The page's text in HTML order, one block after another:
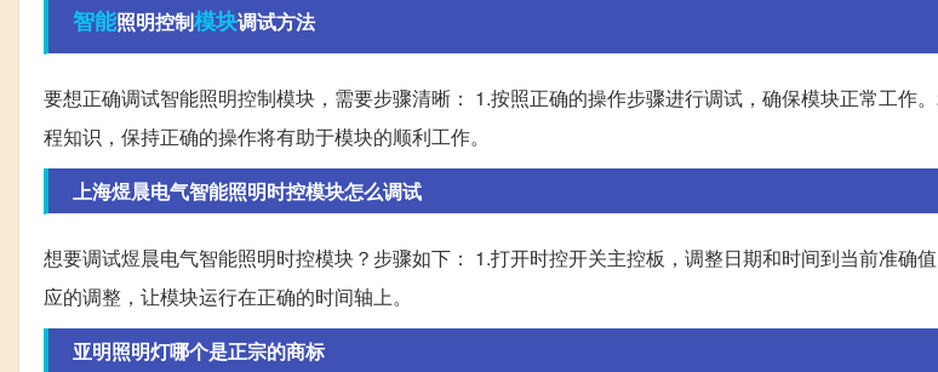
智能照明控制模块调试方法
要想正确调试智能照明控制模块，需要步骤清晰： 1.按照正确的操作步骤进行调试，确保模块正常工作
程知识，保持正确的操作将有助于模块的顺利工作。
上海煜晨电气智能照明时控模块怎么调试
想要调试煜晨电气智能照明时控模块？步骤如下： 1.打开时控开关主控板，调整日期和时间到当前准确
应的调整，让模块运行在正确的时间轴上。
亚明照明灯哪个是正宗的商标